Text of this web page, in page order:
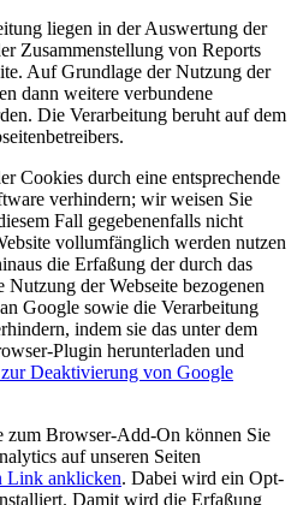
liegen in der Auswertung der
Zusammenstellung von Reports
Auf Grundlage der Nutzung der
dann weitere verbundene
Die Verarbeitung beruht auf dem
Cookies durch eine entsprechende
verhindern; wir weisen Sie
Fall gegebenenfalls nicht
vollumfänglich werden nutzen
die Erfaßung der durch das
der Webseite bezogenen
Google sowie die Verarbeitung
indem sie das unter dem
Plugin herunterladen und
Deaktivierung von Google
zum Browser-Add-On können Sie
auf unseren Seiten
Link anklicken. Dabei wird ein Opt-
Damit wird die Erfaßung